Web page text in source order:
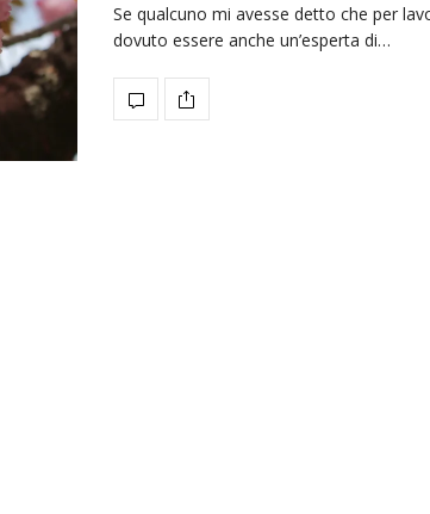
Se qualcuno mi avesse detto che per
dovuto essere anche un’esperta di…